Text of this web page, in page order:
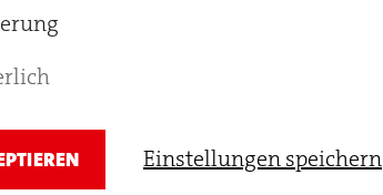
Einstellungen speichern
sorgte immer wieder für Aufsehen.
für die Gauthier-Dance-
von den Kritiker:innen von
So heißt es im Jahrbuch tanz 2025: